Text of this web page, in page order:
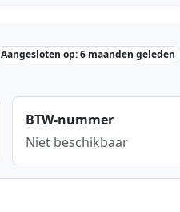
Aangesloten op: 6 maanden geleden
BTW-nummer
Niet beschikbaar